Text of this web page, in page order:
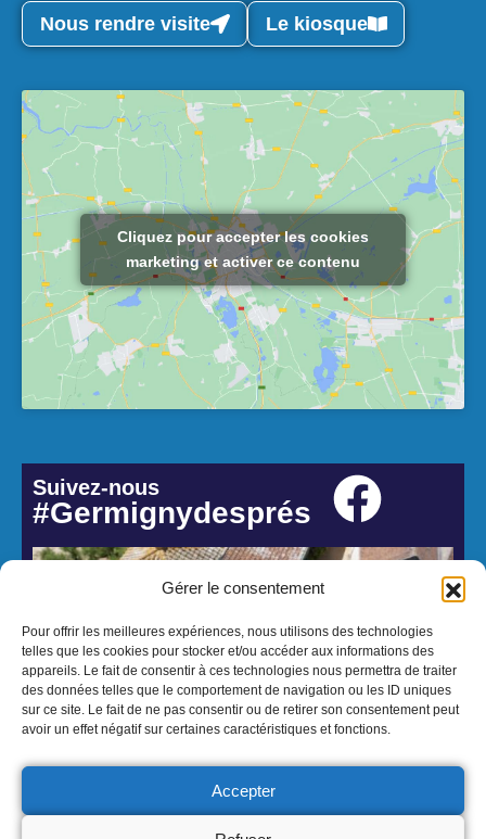
Gérer le consentement
Pour offrir les meilleures expériences, nous utilisons des technologies
telles que les cookies pour stocker et/ou accéder aux informations des
appareils. Le fait de consentir à ces technologies nous permettra de traiter
des données telles que le comportement de navigation ou les ID uniques
sur ce site. Le fait de ne pas consentir ou de retirer son consentement peut
avoir un effet négatif sur certaines caractéristiques et fonctions.
Accepter
Nous rendre visite Le kiosque
Cliquez pour accepter les cookies
marketing et activer ce contenu
Suivez-nous
#Germignydesprés
Politique de confidentialité